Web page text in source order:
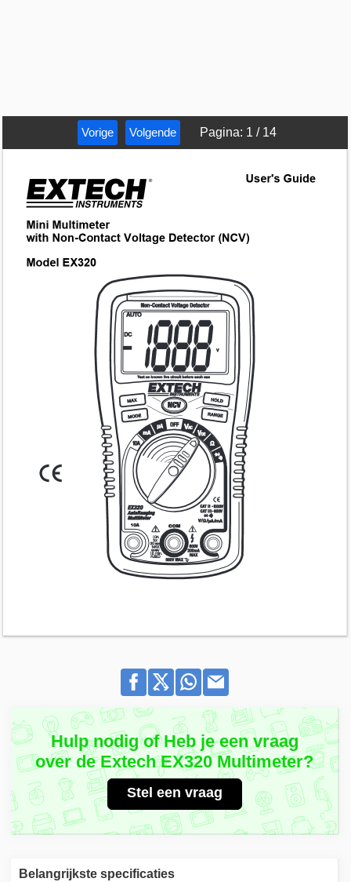
Vorige Volgende Pagina: 1 / 14
Hulp nodig of Heb je een vraag
over de Extech EX320 Multimeter?
Stel een vraag
Belangrijkste specificaties